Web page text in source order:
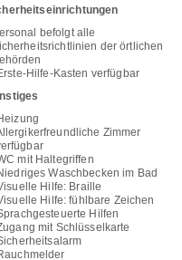
befolgt alle
der örtlichen
Hilfe-Kasten verfügbar
Zimmer
mit Haltegriffen
Waschbecken im Bad
Hilfe: Braille
Hilfe: fühlbare Zeichen
Hilfen
mit Schlüsselkarte